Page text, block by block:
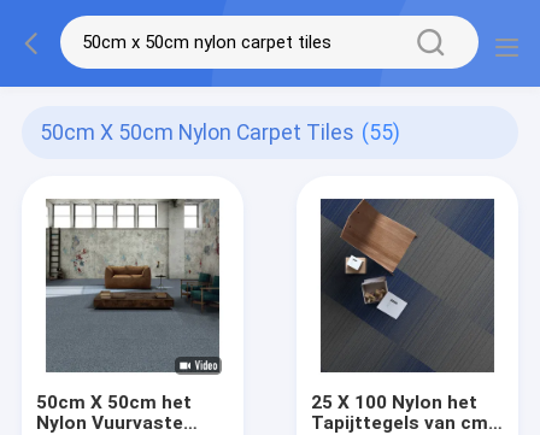
50cm X 50cm Nylon Carpet Tiles (55)
50cm X 50cm het
Nylon Vuurvaste
25 X 100 Nylon het
Tapijttegels van cm